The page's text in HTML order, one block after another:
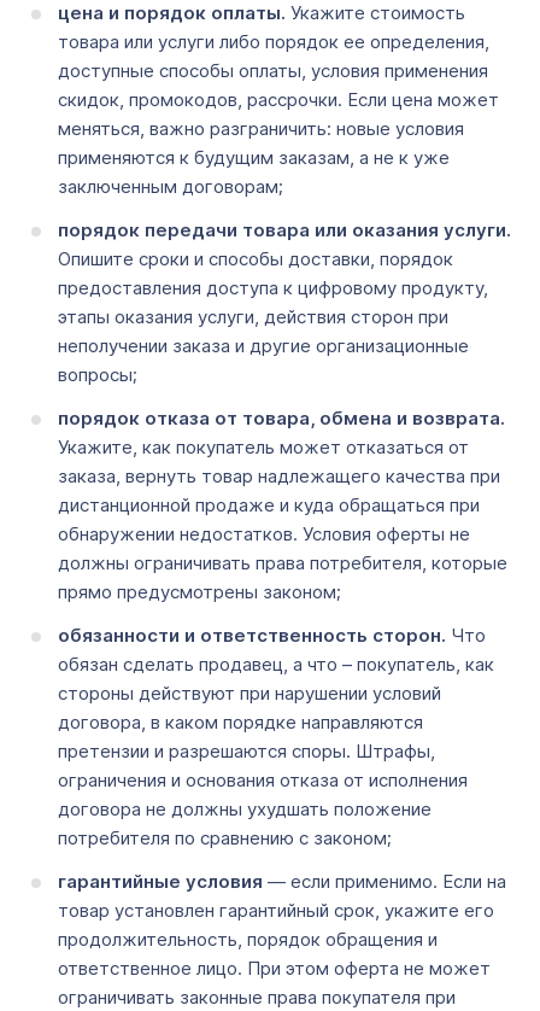
цена и порядок оплаты. Укажите стоимость
товара или услуги либо порядок ее определения,
доступные способы оплаты, условия применения
скидок, промокодов, рассрочки. Если цена может
меняться, важно разграничить: новые условия
применяются к будущим заказам, а не к уже
заключенным договорам;
порядок передачи товара или оказания услуги.
Опишите сроки и способы доставки, порядок
предоставления доступа к цифровому продукту,
этапы оказания услуги, действия сторон при
неполучении заказа и другие организационные
вопросы;
порядок отказа от товара, обмена и возврата.
Укажите, как покупатель может отказаться от
заказа, вернуть товар надлежащего качества при
дистанционной продаже и куда обращаться при
обнаружении недостатков. Условия оферты не
должны ограничивать права потребителя, которые
прямо предусмотрены законом;
обязанности и ответственность сторон. Что
обязан сделать продавец, а что – покупатель, как
стороны действуют при нарушении условий
договора, в каком порядке направляются
претензии и разрешаются споры. Штрафы,
ограничения и основания отказа от исполнения
договора не должны ухудшать положение
потребителя по сравнению с законом;
гарантийные условия — если применимо. Если на
товар установлен гарантийный срок, укажите его
продолжительность, порядок обращения и
ответственное лицо. При этом оферта не может
ограничивать законные права покупателя при